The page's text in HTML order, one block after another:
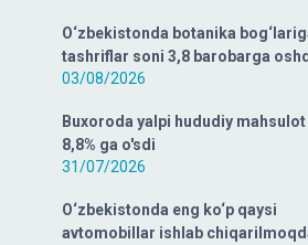
O‘zbekistonda botanika
tashriflar soni 3,8 barobarga
03/08/2026
Buxoroda yalpi hududiy
8,8% ga o'sdi
31/07/2026
O‘zbekistonda eng ko‘p qaysi
avtomobillar ishlab